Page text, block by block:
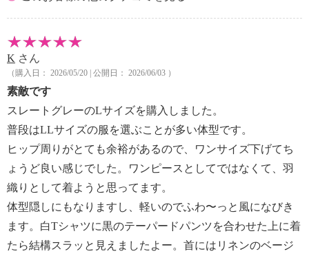
K さん
（購入日： 2026/05/20 | 公開日： 2026/06/03 ）
素敵です
スレートグレーのLサイズを購入しました。
普段はLLサイズの服を選ぶことが多い体型です。
ヒップ周りがとても余裕があるので、ワンサイズ下げてち
ょうど良い感じでした。ワンピースとしてではなくて、羽
織りとして着ようと思ってます。
体型隠しにもなりますし、軽いのでふわ〜っと風になびき
ます。白Tシャツに黒のテーパードパンツを合わせた上に着
たら結構スラッと見えましたよー。首にはリネンのベージ